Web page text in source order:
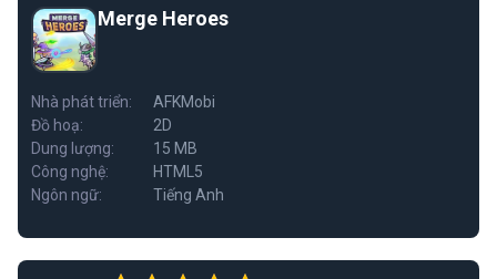
Chơi ngay
Merge Heroes
Nhà phát triển:
AFKMobi
Đồ hoạ:
2D
Dung lượng:
15 MB
Công nghệ:
HTML5
Ngôn ngữ:
Tiếng Anh